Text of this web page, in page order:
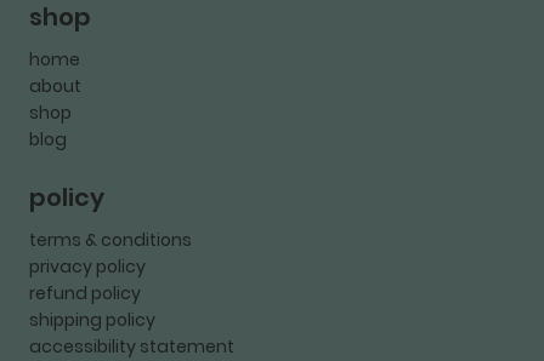
shop
home
about
shop
blog
policy
terms & conditions
privacy policy
refund policy
shipping policy
accessibility statement